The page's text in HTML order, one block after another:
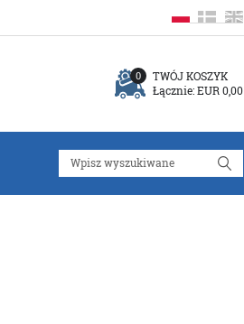
TWÓJ KOSZYK
0
Łącznie:EUR 0,00